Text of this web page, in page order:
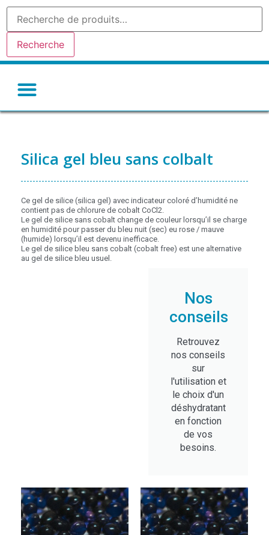
Recherche
Silica gel bleu sans colbalt
Ce gel de silice (silica gel) avec indicateur coloré d’humidité ne
contient pas de chlorure de cobalt CoCl2.
Le gel de silice sans cobalt change de couleur lorsqu’il se charge
en humidité pour passer du bleu nuit (sec) eu rose / mauve
(humide) lorsqu’il est devenu inefficace.
Le gel de silice bleu sans cobalt (cobalt free) est une alternative
au gel de silice bleu usuel.
Nos
conseils
Retrouvez
nos conseils
sur
l'utilisation et
le choix d'un
déshydratant
en fonction
de vos
besoins.